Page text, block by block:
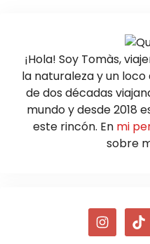
¡Hola! Soy Tomàs,
la naturaleza y un
de dos décadas
mundo y desde 2018
este rincón. En mi
sobre